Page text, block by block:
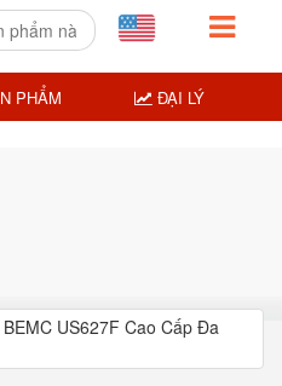
PHẨM ĐẠI LÝ